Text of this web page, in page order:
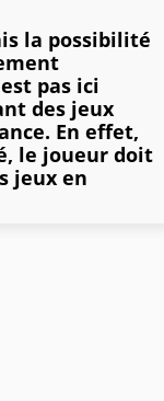
la possibilité
pas ici
des jeux
En effet,
le joueur doit
jeux en